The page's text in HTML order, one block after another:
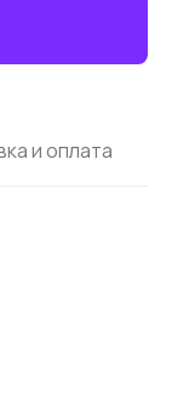
и оплата